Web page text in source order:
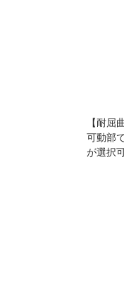
【耐屈
可動部
が選択